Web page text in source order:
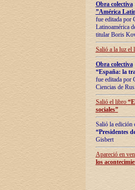
Obra colectiva
”América
fue editada por
Latinoamérica
titular Boris
Salió a la luz el
Obra colectiva
“España: la
fue editada por
Ciencias de
Salió el libro “
sociales”
Salió la edición
“Presidentes
Gisbert
Apareció en
los